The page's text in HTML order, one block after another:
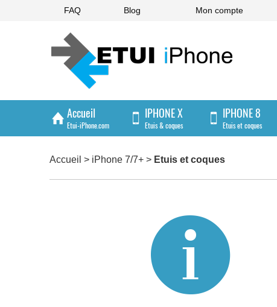
FAQ Blog Mon compte
Accueil
Etui-iPhone.com
IPHONE X
Etuis & coques
IPHONE 8
Etuis et coques
Etuis et coques
Accueil > iPhone 7/7+ > Etuis et coques
